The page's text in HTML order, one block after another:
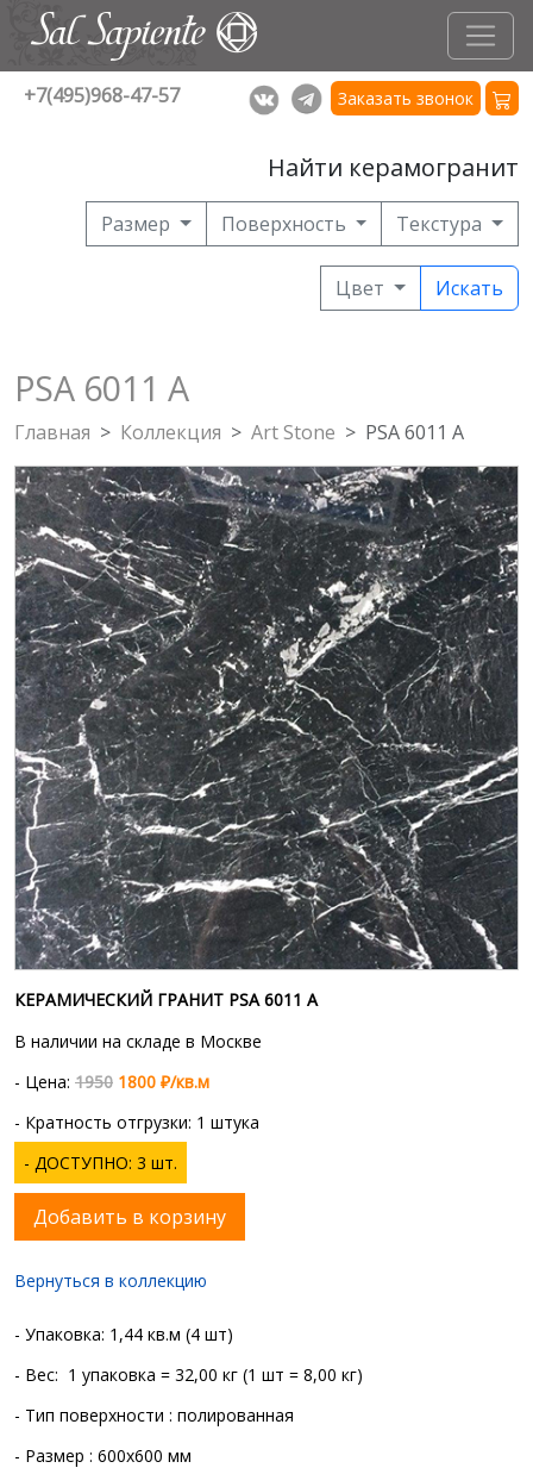
+7(495)968-47-57 Заказать звонок
Найти керамогранит
Размер Поверхность Текстура
Цвет Искать
PSA 6011 A
Главная Коллекция Art Stone PSA 6011 A
КЕРАМИЧЕСКИЙ ГРАНИТ PSA 6011 A
В наличии на складе в Москве
- Цена: 1950 1800 ₽/кв.м
- Кратность отгрузки: 1 штука
- ДОСТУПНО: 3 шт.
Добавить в корзину
Вернуться в коллекцию
- Упаковка: 1,44 кв.м (4 шт)
- Вес: 1 упаковка = 32,00 кг (1 шт = 8,00 кг)
- Тип поверхности : полированная
- Размер : 600x600 мм